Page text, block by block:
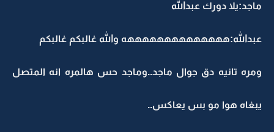
ماجد:يلا دورك عبدالله
عبدالله:ههههههههههههههه والله غالبكم غالبكم
ومره تانيه دق جوال ماجد..وماجد حس هالمره انه المتصل
يبغاه هوا مو بس يعاكس..